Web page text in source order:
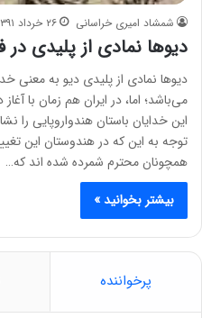
شمشاد امیری خراسانی ۲۶ خرداد ۱۳۹۱
دیوها نمادی از پلیدی در
دیوها نمادی از پلیدی دیو به معنی
می‌باشد؛ اما، در ایران هم زمان با
این خدایان باستان هندواروپایی را
توجه به این که در هندوستان این
همچونان محترم شمرده شده اند که…
بیشتر بخوانید »
پرخواننده